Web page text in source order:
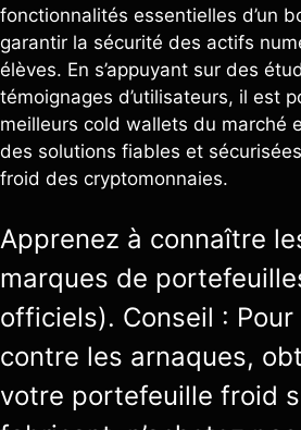
fonctionnalités essentielles d’un
garantir la sécurité des actifs
élèves. En s’appuyant sur des
témoignages d’utilisateurs, il est
meilleurs cold wallets du marché
des solutions fiables et
froid des cryptomonnaies.
Apprenez à connaître
marques de
officiels). Conseil :
contre les arnaques,
votre portefeuille froid